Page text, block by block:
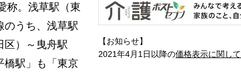
称。浅草駅（東
のうち、浅草駅
区）～曳舟駅
橋駅」も「東京
【お知らせ】
2021年4月1日以降の価格表示に関して